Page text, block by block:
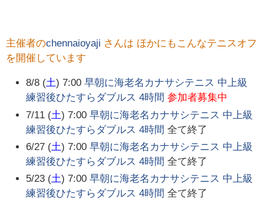
主催者のchennaioyaji さんは ほかにもこんなテニスオフ
を開催しています
8/8 (土) 7:00 早朝に海老名カナサシテニス 中上級
練習後ひたすらダブルス 4時間 参加者募集中
7/11 (土) 7:00 早朝に海老名カナサシテニス 中上級
練習後ひたすらダブルス 4時間 全て終了
6/27 (土) 7:00 早朝に海老名カナサシテニス 中上級
練習後ひたすらダブルス 4時間 全て終了
5/23 (土) 7:00 早朝に海老名カナサシテニス 中上級
練習後ひたすらダブルス 4時間 全て終了